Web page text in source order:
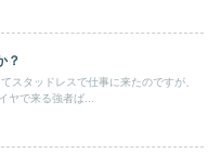
？
てスタッドレスで仕事に来たのですが、
ヤで来る強者ば...